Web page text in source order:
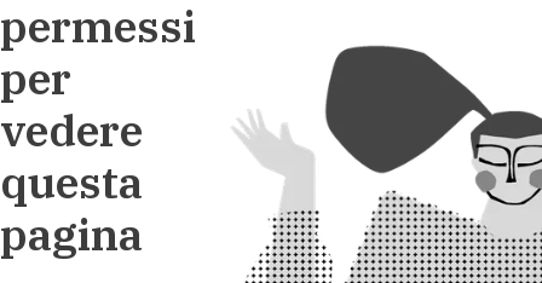
permessi
per
vedere
questa
pagina